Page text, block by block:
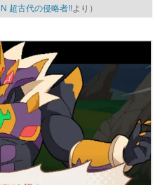
超古代の侵略者!!より）